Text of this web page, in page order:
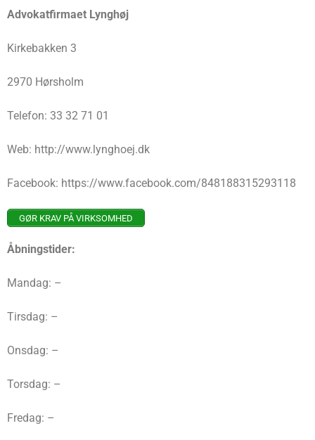
Advokatfirmaet Lynghøj
Kirkebakken 3
2970 Hørsholm
Telefon: 33 32 71 01
Web: http://www.lynghoej.dk
Facebook: https://www.facebook.com/848188315293118
GØR KRAV PÅ VIRKSOMHED
Åbningstider:
Mandag: –
Tirsdag: –
Onsdag: –
Torsdag: –
Fredag: –